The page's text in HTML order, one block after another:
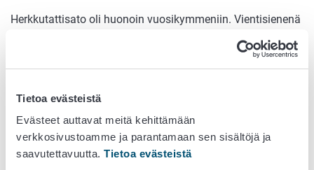
Tietoa evästeistä
Evästeet auttavat meitä kehittämään
verkkosivustoamme ja parantamaan sen sisältöjä ja
saavutettavuutta. Tietoa evästeistä
Herkkutattisato oli huonoin vuosikymmeniin. Vientisienenä
oli määrällisesti tärkein laji (61 tonnia), mutta senkin
myyntimäärä laski edellisvuodesta. Keltavahveron hinta
Luomualat pysyivät
samansuuruisena – mustikasta
lähes puolet luomua